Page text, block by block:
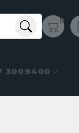
0
3009400